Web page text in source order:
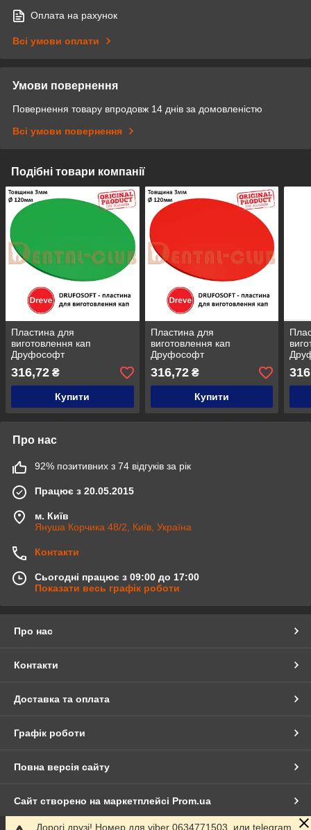
Оплата на рахунок
Всі умови оплати
Умови повернення
Повернення товару впродовж 14 днів за домовленістю
Всі умови повернення
Подібні товари компанії
Пластина для
виготовлення кап
Друфософт
(DRUFOSOFT) Dereve 3
мм х 120 мм, 42483-22,
кругла зелена
316,72 ₴
Купити
Пластина для
виготовлення кап
Друфософт
(DRUFOSOFT) Dereve 3
мм х 120 мм, 42483-17,
кругла червона
316,72₴
Купити
мм
Про нас
92% позитивних з 74 відгуків за рік
Працює з 20.05.2015
м. Київ
Януша Корчика 48/2, Київ, Україна
Контакти
Сьогодні працює з 09:00 до 17:00
Показати весь графік роботи
Про нас
Контакти
Доставка та оплата
Графік роботи
Повна версія сайту
Сайт створено на маркетплейсі Prom.ua
Дорогі друзі! Номер для viber 0634771503, или telegram